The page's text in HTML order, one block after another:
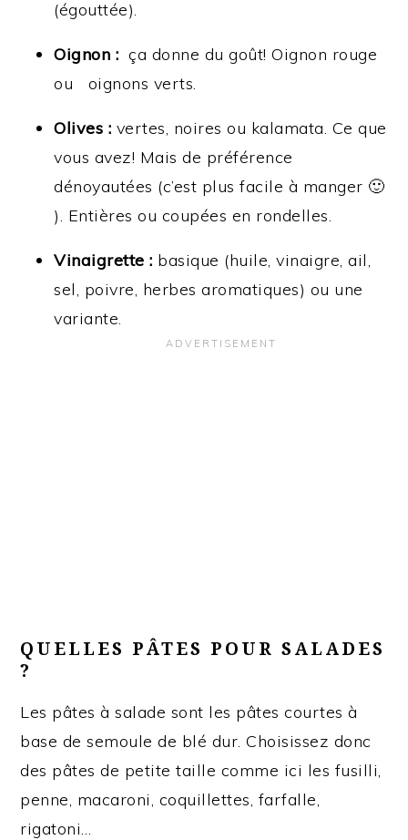
(égouttée).
Oignon : ça donne du goût! Oignon rouge
ou oignons verts.
Olives : vertes, noires ou kalamata. Ce que
vous avez! Mais de préférence
dénoyautées (c’est plus facile à manger 🙂
). Entières ou coupées en rondelles.
Vinaigrette : basique (huile, vinaigre, ail,
sel, poivre, herbes aromatiques) ou une
variante.
QUELLES PÂTES POUR SALADES
?
Les pâtes à salade sont les pâtes courtes à
base de semoule de blé dur. Choisissez donc
des pâtes de petite taille comme ici les fusilli,
penne, macaroni, coquillettes, farfalle,
rigatoni…